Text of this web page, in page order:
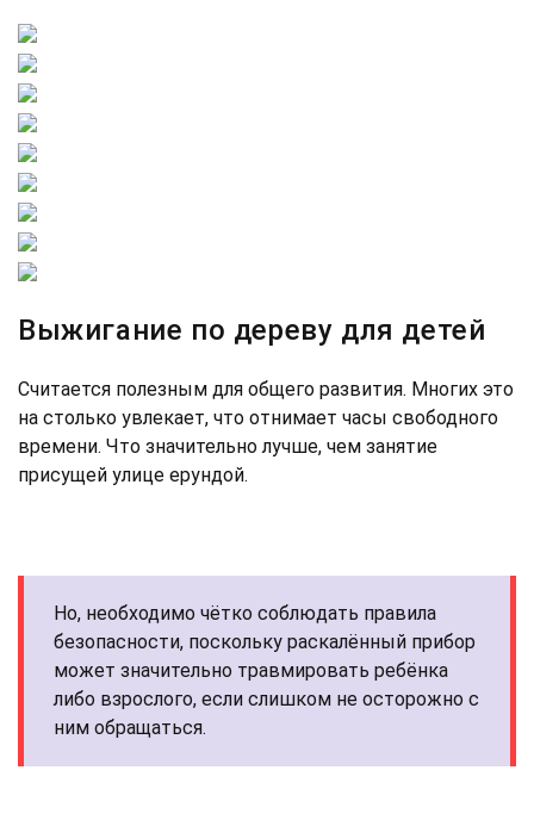
Выжигание по дереву для детей
Считается полезным для общего развития. Многих это
на столько увлекает, что отнимает часы свободного
времени. Что значительно лучше, чем занятие
присущей улице ерундой.
Но, необходимо чётко соблюдать правила
безопасности, поскольку раскалённый прибор
может значительно травмировать ребёнка
либо взрослого, если слишком не осторожно с
ним обращаться.